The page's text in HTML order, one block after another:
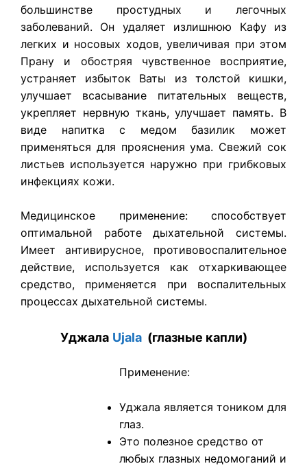
большинстве простудных и легочных
заболеваний. Он удаляет излишнюю Кафу из
легких и носовых ходов, увеличивая при этом
Прану и обостряя чувственное восприятие,
устраняет избыток Ваты из толстой кишки,
улучшает всасывание питательных веществ,
укрепляет нервную ткань, улучшает память. В
виде напитка с медом базилик может
применяться для прояснения ума. Свежий сок
листьев используется наружно при грибковых
инфекциях кожи.
​Медицинское применение: способствует
оптимальной работе дыхательной системы.
Имеет антивирусное, противовоспалительное
действие, используется как отхаркивающее
средство, применяется при воспалительных
процессах дыхательной системы.
Уджала Ujala (глазные капли)
Применение:
Уджала является тоником для
глаз.
Это полезное средство от
любых глазных недомоганий и